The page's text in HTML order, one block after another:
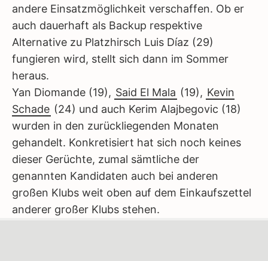
andere Einsatzmöglichkeit verschaffen. Ob er
auch dauerhaft als Backup respektive
Alternative zu Platzhirsch Luis Díaz (29)
fungieren wird, stellt sich dann im Sommer
heraus.
Yan Diomande (19), Said El Mala (19), Kevin
Schade (24) und auch Kerim Alajbegovic (18)
wurden in den zurückliegenden Monaten
gehandelt. Konkretisiert hat sich noch keines
dieser Gerüchte, zumal sämtliche der
genannten Kandidaten auch bei anderen
großen Klubs weit oben auf dem Einkaufszettel
anderer großer Klubs stehen.